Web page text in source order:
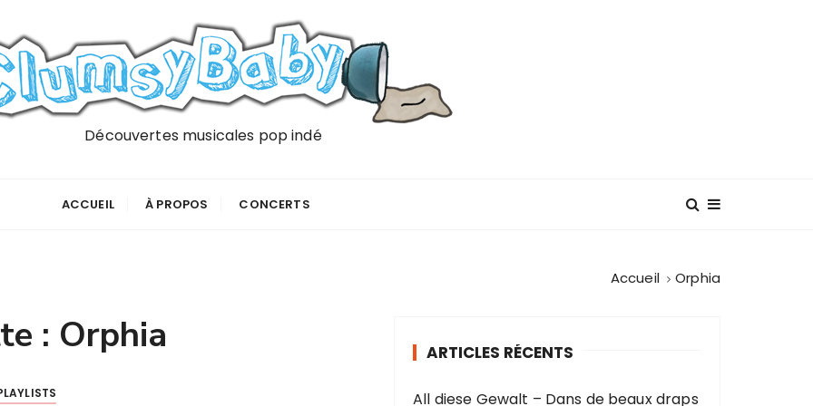
Découvertes musicales pop indé
ACCUEIL À PROPOS CONCERTS
Accueil Orphia
: Orphia ARTICLES RÉCENTS
All diese Gewalt – Dans de beaux draps